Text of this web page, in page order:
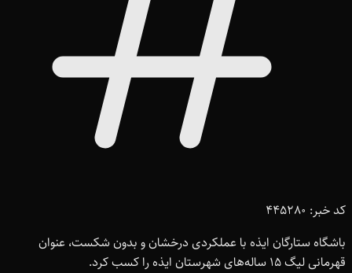
کد خبر: 445280
باشگاه ستارگان ایذه با عملکردی درخشان و بدون شکست، عنوان
قهرمانی لیگ 15 ساله‌های شهرستان ایذه را کسب کرد.